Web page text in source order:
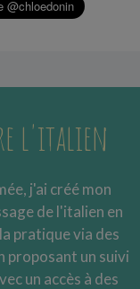
l'italien
j'ai créé mon
de l'italien en
pratique via des
proposant un suivi
un accès à des